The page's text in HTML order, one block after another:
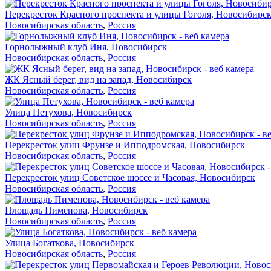
Перекресток Красного проспекта и улицы Гоголя, Новосибирск
Новосибирская область, Россия
Горнолыжный клуб Иня, Новосибирск
Новосибирская область, Россия
ЖК Ясный берег, вид на запад, Новосибирск
Новосибирская область, Россия
Улица Петухова, Новосибирск
Новосибирская область, Россия
Перекресток улиц Фрунзе и Ипподромская, Новосибирск
Новосибирская область, Россия
Перекресток улиц Советское шоссе и Часовая, Новосибирск
Новосибирская область, Россия
Площадь Пименова, Новосибирск
Новосибирская область, Россия
Улица Богаткова, Новосибирск
Новосибирская область, Россия